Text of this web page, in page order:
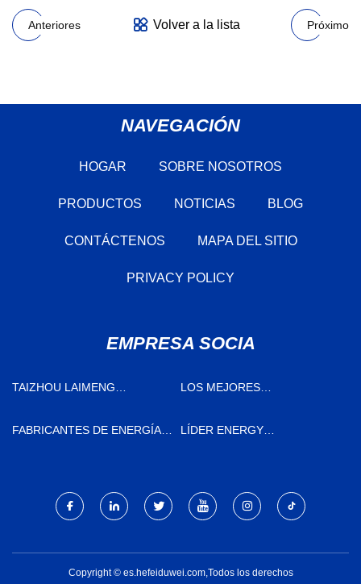
Anteriores Volver a la lista Próximo
NAVEGACIÓN
HOGAR SOBRE NOSOTROS
PRODUCTOS NOTICIAS BLOG
CONTÁCTENOS MAPA DEL SITIO
PRIVACY POLICY
EMPRESA SOCIA
TAIZHOU LAIMENG
LTD.
LOS MEJORES
INDUSTRIALES, ELEMENTOS
DE GOMA DE SILICONA,
FABRICANTES DE
TEMPORIZADORES DE
CHINA, PROVEEDORES,
FABRICANTES DE ENERGÍA
LÍDER ENERGY
Copyright © es.hefeiduwei.com,Todos los derechos